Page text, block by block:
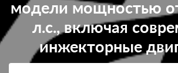
модели мощностью
л.с., включая
инжекторные